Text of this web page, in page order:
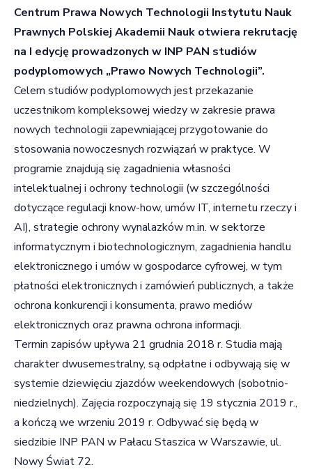
Centrum Prawa Nowych Technologii Instytutu Nauk
Prawnych Polskiej Akademii Nauk otwiera rekrutację
na I edycję prowadzonych w INP PAN studiów
podyplomowych „Prawo Nowych Technologii”.
Celem studiów podyplomowych jest przekazanie
uczestnikom kompleksowej wiedzy w zakresie prawa
nowych technologii zapewniającej przygotowanie do
stosowania nowoczesnych rozwiązań w praktyce. W
programie znajdują się zagadnienia własności
intelektualnej i ochrony technologii (w szczególności
dotyczące regulacji know-how, umów IT, internetu rzeczy i
AI), strategie ochrony wynalazków m.in. w sektorze
informatycznym i biotechnologicznym, zagadnienia handlu
elektronicznego i umów w gospodarce cyfrowej, w tym
płatności elektronicznych i zamówień publicznych, a także
ochrona konkurencji i konsumenta, prawo mediów
elektronicznych oraz prawna ochrona informacji.
Termin zapisów upływa 21 grudnia 2018 r. Studia mają
charakter dwusemestralny, są odpłatne i odbywają się w
systemie dziewięciu zjazdów weekendowych (sobotnio-
niedzielnych). Zajęcia rozpoczynają się 19 stycznia 2019 r.,
a kończą we wrzeniu 2019 r. Odbywać się będą w
siedzibie INP PAN w Pałacu Staszica w Warszawie, ul.
Nowy Świat 72.